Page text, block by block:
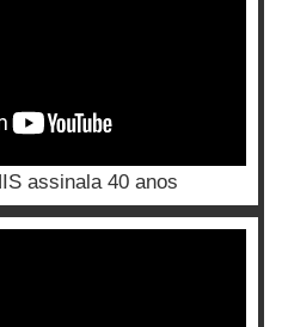
assinala 40 anos